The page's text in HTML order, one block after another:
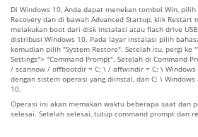
Di Windows 10, Anda dapat menekan tombol Win,
Recovery dan di bawah Advanced Startup, klik Restart
melakukan boot dari disk instalasi atau flash drive
distribusi Windows 10. Pada layar instalasi pilih
kemudian pilih "System Restore". Setelah itu, pergi ke
Settings"> "Command Prompt". Setelah di Command
/ scannow / offbootdir = C: \ / offwindir = C: \
dengan sistem operasi yang diinstal, dan C: \
10.
Operasi ini akan memakan waktu beberapa saat dan
selesai. Setelah selesai, tutup command prompt dan